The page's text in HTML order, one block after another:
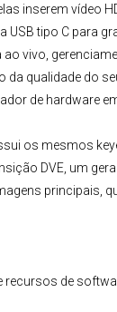
inserem vídeo
tipo C para
vivo,
qualidade do
de hardware
os mesmos
DVE, um
principais,
recursos de